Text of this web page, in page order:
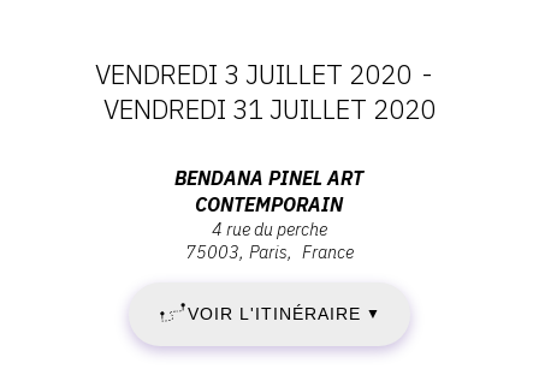
PINTEREST
DATES
:
VENDREDI
3
JUILLET
VENDREDI 3 JUILLET 2020 -
VENDREDI 31 JUILLET 2020
Contemporain,
BENDANA PINEL ART
CONTEMPORAIN
4 rue du perche
75003 Paris France
VOIR L'ITINÉRAIRE ▼